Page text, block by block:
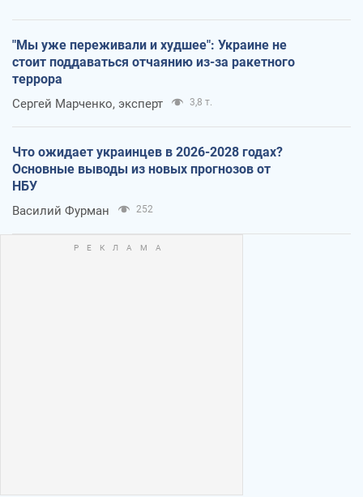
"Мы уже переживали и худшее": Украине не
стоит поддаваться отчаянию из-за ракетного
террора
Сергей Марченко, эксперт 3,8 т.
Что ожидает украинцев в 2026-2028 годах?
Основные выводы из новых прогнозов от
НБУ
Василий Фурман 252